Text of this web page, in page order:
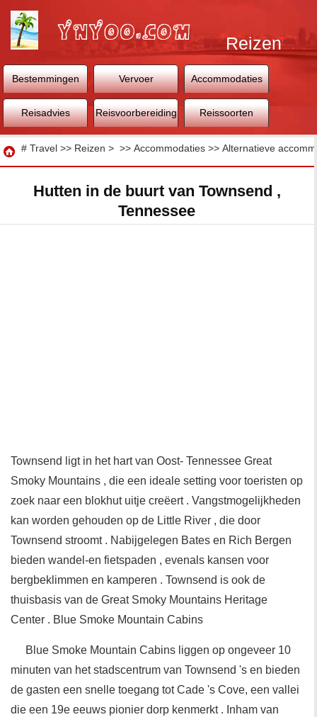
Reizen
Bestemmingen Vervoer Accommodaties
Reisadvies Reisvoorbereiding Reissoorten
Reizen
# Travel >> Reizen > >> Accommodaties >> Alternatieve
Hutten in de buurt van Townsend ,
Tennessee
Townsend ligt in het hart van Oost- Tennessee Great
Smoky Mountains , die een ideale setting voor toeristen op
zoek naar een blokhut uitje creëert . Vangstmogelijkheden
kan worden gehouden op de Little River , die door
Townsend stroomt . Nabijgelegen Bates en Rich Bergen
bieden wandel-en fietspaden , evenals kansen voor
bergbeklimmen en kamperen . Townsend is ook de
thuisbasis van de Great Smoky Mountains Heritage
Center . Blue Smoke Mountain Cabins
Blue Smoke Mountain Cabins liggen op ongeveer 10
minuten van het stadscentrum van Townsend 's en bieden
de gasten een snelle toegang tot Cade 's Cove, een vallei
die een 19e eeuws pionier dorp kenmerkt . Inham van